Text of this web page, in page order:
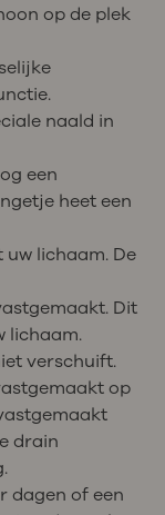
op de plek
naald in
een
heet een
lichaam. De
Dit
lichaam.
verschuift.
op
drain
dagen of een